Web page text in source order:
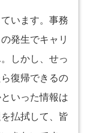
います。事務
発生でキャリ
しかし、せっ
復帰できるの
いった情報は
払拭して、皆